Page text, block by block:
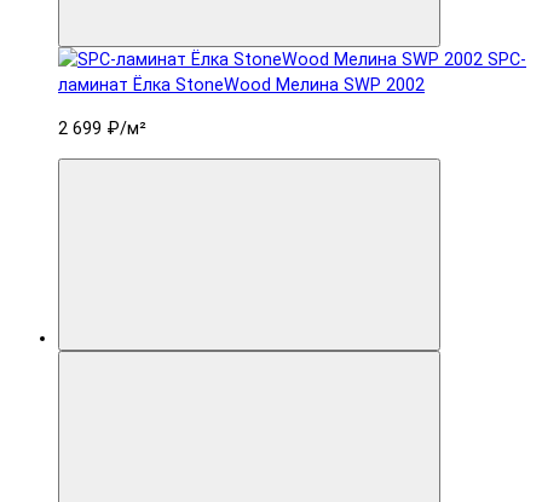
SPC-
ламинат Ëлка StoneWood Мелина SWP 2002
2 699 ₽/м²